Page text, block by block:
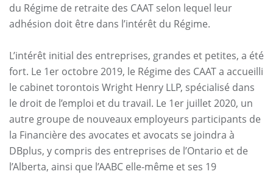
du Régime de retraite des CAAT selon lequel leur
adhésion doit être dans l’intérêt du Régime.
L’intérêt initial des entreprises, grandes et petites, a été
fort. Le 1er octobre 2019, le Régime des CAAT a accueilli
le cabinet torontois Wright Henry LLP, spécialisé dans
le droit de l’emploi et du travail. Le 1er juillet 2020, un
autre groupe de nouveaux employeurs participants de
la Financière des avocates et avocats se joindra à
DBplus, y compris des entreprises de l’Ontario et de
l’Alberta, ainsi que l’AABC elle-même et ses 19